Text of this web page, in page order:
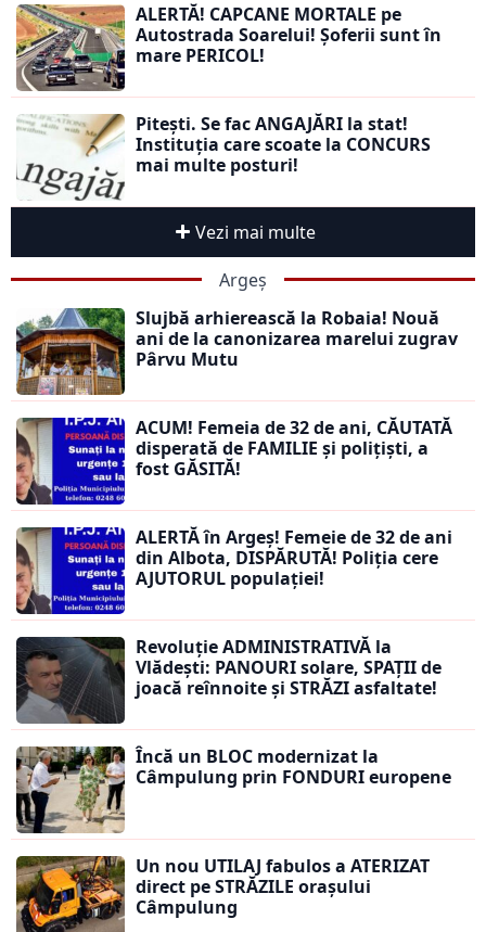
ALERTĂ! CAPCANE MORTALE pe
Autostrada Soarelui! Șoferii sunt în
mare PERICOL!
Pitești. Se fac ANGAJĂRI la stat!
Instituția care scoate la CONCURS
mai multe posturi!
Vezi mai multe
Argeș
Slujbă arhierească la Robaia! Nouă
ani de la canonizarea marelui zugrav
Pârvu Mutu
ACUM! Femeia de 32 de ani, CĂUTATĂ
disperată de FAMILIE și polițiști, a
fost GĂSITĂ!
ALERTĂ în Argeș! Femeie de 32 de ani
din Albota, DISPĂRUTĂ! Poliția cere
AJUTORUL populației!
Revoluție ADMINISTRATIVĂ la
Vlădești: PANOURI solare, SPAȚII de
joacă reînnoite și STRĂZI asfaltate!
Încă un BLOC modernizat la
Câmpulung prin FONDURI europene
Un nou UTILAJ fabulos a ATERIZAT
direct pe STRĂZILE orașului
Câmpulung